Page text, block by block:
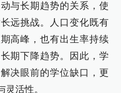
与长期趋势的关系，使
远挑战。人口变化既有
高峰，也有出生率持续
期下降趋势。因此，学
决眼前的学位缺口，更
活性。